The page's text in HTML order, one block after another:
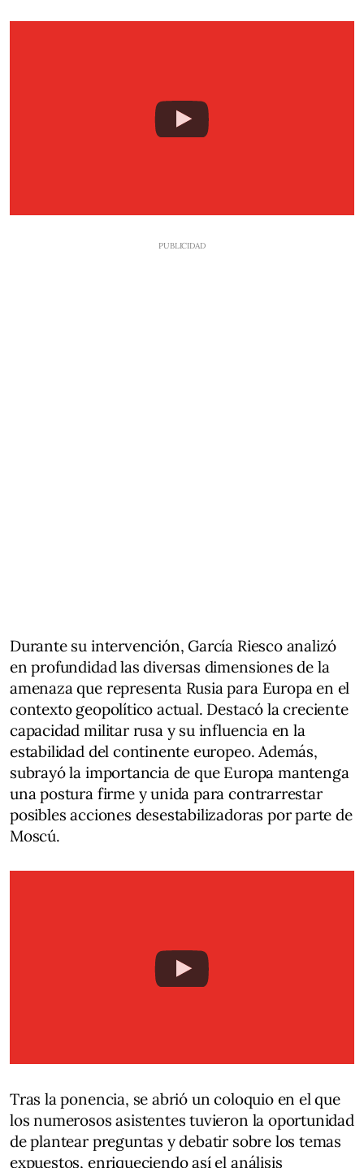
Durante su intervención, García Riesco analizó
en profundidad las diversas dimensiones de la
amenaza que representa Rusia para Europa en el
contexto geopolítico actual. Destacó la creciente
capacidad militar rusa y su influencia en la
estabilidad del continente europeo. Además,
subrayó la importancia de que Europa mantenga
una postura firme y unida para contrarrestar
posibles acciones desestabilizadoras por parte de
Moscú.
Tras la ponencia, se abrió un coloquio en el que
los numerosos asistentes tuvieron la oportunidad
de plantear preguntas y debatir sobre los temas
expuestos, enriqueciendo así el análisis